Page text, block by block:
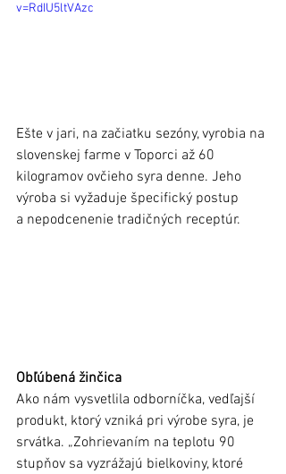
v=RdIU5ltVAzc
Ešte v jari, na začiatku sezóny, vyrobia na
slovenskej farme v Toporci až 60
kilogramov ovčieho syra denne. Jeho
výroba si vyžaduje špecifický postup
a nepodcenenie tradičných receptúr.
Obľúbená žinčica
Ako nám vysvetlila odborníčka, vedľajší
produkt, ktorý vzniká pri výrobe syra, je
srvátka. „Zohrievaním na teplotu 90
stupňov sa vyzrážajú bielkoviny, ktoré